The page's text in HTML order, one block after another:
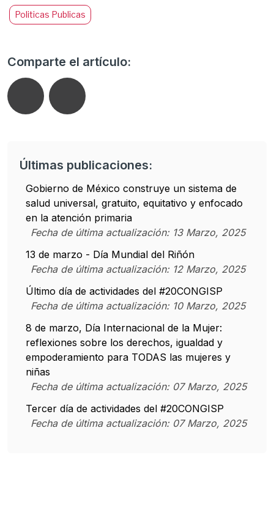
Politicas Publicas
Comparte el artículo:
Últimas publicaciones:
Gobierno de México construye un sistema de
salud universal, gratuito, equitativo y enfocado
en la atención primaria
Fecha de última actualización: 13 Marzo, 2025
13 de marzo - Día Mundial del Riñón
Fecha de última actualización: 12 Marzo, 2025
Último día de actividades del #20CONGISP
Fecha de última actualización: 10 Marzo, 2025
8 de marzo, Día Internacional de la Mujer:
reflexiones sobre los derechos, igualdad y
empoderamiento para TODAS las mujeres y
niñas
Fecha de última actualización: 07 Marzo, 2025
Tercer día de actividades del #20CONGISP
Fecha de última actualización: 07 Marzo, 2025